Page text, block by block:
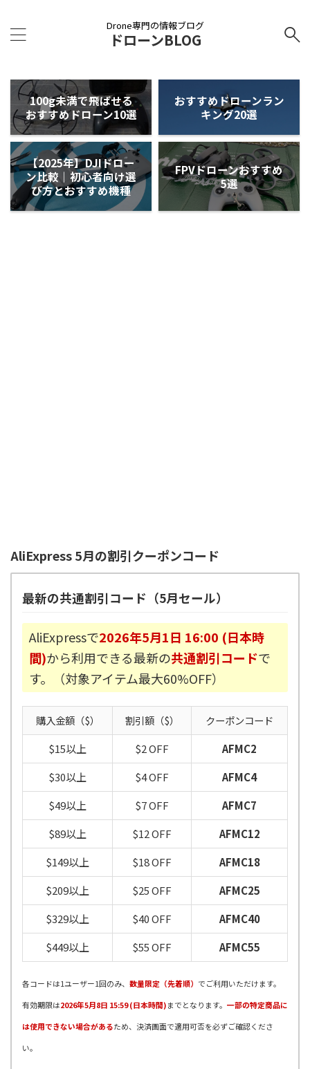
Drone専門の情報ブログ
ドローンBLOG
100g未満で飛ばせる
おすすめドローン10選
おすすめドローンラン
キング20選
【2025年】DJIドロー
ン比較｜初心者向け選
び方とおすすめ機種
FPVドローンおすすめ
5選
AliExpress 5月の割引クーポンコード
最新の共通割引コード（5月セール）
AliExpressで2026年5月1日 16:00 (日本時
間)から利用できる最新の共通割引コードで
す。（対象アイテム最大60%OFF）
購入金額（$） 割引額（$）
クーポンコード
$15以上
$2 OFF
AFMC2
$30以上
$4 OFF
AFMC4
$49以上
$7 OFF
AFMC7
$89以上
$12 OFF
AFMC12
$149以上
$18 OFF
AFMC18
$209以上
$25 OFF
AFMC25
$329以上
$40 OFF
AFMC40
$449以上
$55 OFF AFMC55
各コードは1ユーザー1回のみ、 数量限定（先着順） でご利用いただけます。
有効期限は2026年5月8日 15:59 (日本時間)までとなります。 一部の特定商品に
は使用できない場合があるため、決済画面で適用可否を必ずご確認くださ
い。